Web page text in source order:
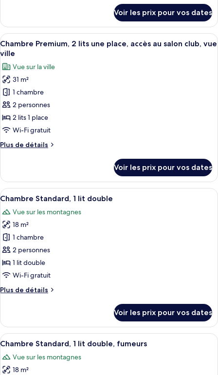
grand
lit,
fumeurs,
vue
ville
le
type
de
chambre
Standard,
grand
lit,
fumeurs,
ville
Voir les prix pour vos dates
Afficher
toutes
les
photos
pour
ce
type
de
chambre :
Premium,
une
place,
au
salon
club,
vue
ville
Une chambre d’hôtel avec deux lits,
11
Chambre Premium, 2 lits une place, accès au salon club, vue
ville
Vue sur la ville
31 m²
1 chambre
2 personnes
2 lits 1 place
Wi-Fi gratuit
Plus de détails
Plus
le
type
de
Chambre
Premium,
lits
une
place,
accès
au
club,
Voir les prix pour vos dates
Afficher
toutes
les
photos
pour
ce
type
de
chambre :
Chambre
lit
double
Une chambre d’hôtel comprenant
10
Chambre Standard, 1 lit double
Vue sur les montagnes
18 m²
1 chambre
2 personnes
1 lit double
Wi-Fi gratuit
Plus de détails
Plus
le
type
de
Chambre
Standard,
Voir les prix pour vos dates
Afficher
toutes
les
photos
Une chambre d’hôtel comprenant
10
Chambre Standard, 1 lit double, fumeurs
Vue sur les montagnes
18 m²